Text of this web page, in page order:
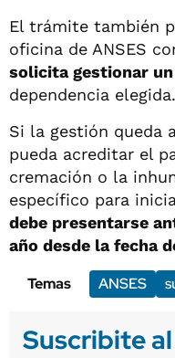
El trámite también
oficina de ANSES
solicita gestionar
dependencia elegida.
Si la gestión queda
pueda acreditar el
cremación o la
específico para
debe presentarse
año desde la fecha
Temas
ANSES
Suscribite